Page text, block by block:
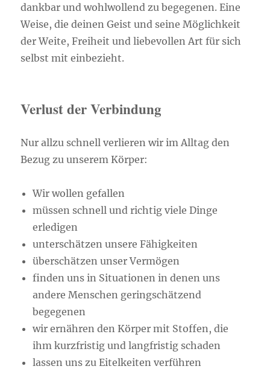
dankbar und wohlwollend zu begegenen. Eine
Weise, die deinen Geist und seine Möglichkeit
der Weite, Freiheit und liebevollen Art für sich
selbst mit einbezieht.
Verlust der Verbindung
Nur allzu schnell verlieren wir im Alltag den
Bezug zu unserem Körper:
Wir wollen gefallen
müssen schnell und richtig viele Dinge
erledigen
unterschätzen unsere Fähigkeiten
überschätzen unser Vermögen
finden uns in Situationen in denen uns
andere Menschen geringschätzend
begegenen
wir ernähren den Körper mit Stoffen, die
ihm kurzfristig und langfristig schaden
lassen uns zu Eitelkeiten verführen